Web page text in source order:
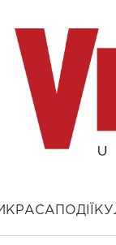
КРАСА ПОДІЇ